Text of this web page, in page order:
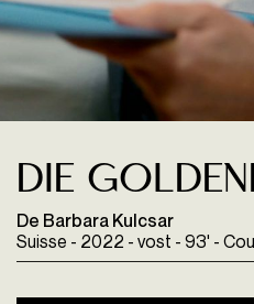
Die
De Barbara Kulcsar
Suisse - 2022 - vost - 93' -